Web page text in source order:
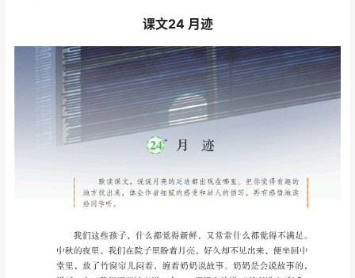
课文24 月迹